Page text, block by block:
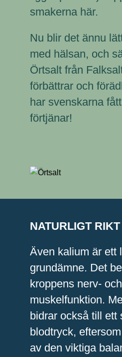
smakerna här.
Nu blir det ännu
med hälsan, och
Örtsalt från
förbättrar och
har svenskarna
förtjänar!
NATURLIGT
Även kalium är ett
grundämne. Det
kroppens nerv- och
muskelfunktion.
bidrar också till ett
blodtryck,
av den viktiga